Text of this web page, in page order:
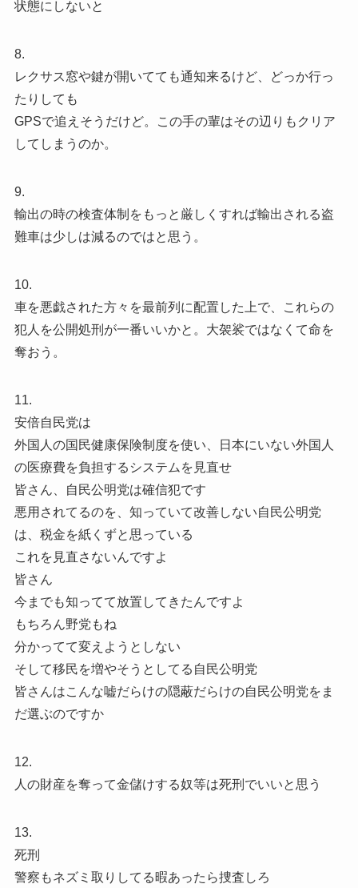
状態にしないと
8.
レクサス窓や鍵が開いてても通知来るけど、どっか行っ
たりしても
GPSで追えそうだけど。この手の輩はその辺りもクリア
してしまうのか。
9.
輸出の時の検査体制をもっと厳しくすれば輸出される盗
難車は少しは減るのではと思う。
10.
車を悪戯された方々を最前列に配置した上で、これらの
犯人を公開処刑が一番いいかと。大袈裟ではなくて命を
奪おう。
11.
安倍自民党は
外国人の国民健康保険制度を使い、日本にいない外国人
の医療費を負担するシステムを見直せ
皆さん、自民公明党は確信犯です
悪用されてるのを、知っていて改善しない自民公明党
は、税金を紙くずと思っている
これを見直さないんですよ
皆さん
今までも知ってて放置してきたんですよ
もちろん野党もね
分かってて変えようとしない
そして移民を増やそうとしてる自民公明党
皆さんはこんな嘘だらけの隠蔽だらけの自民公明党をま
だ選ぶのですか
12.
人の財産を奪って金儲けする奴等は死刑でいいと思う
13.
死刑
警察もネズミ取りしてる暇あったら捜査しろ